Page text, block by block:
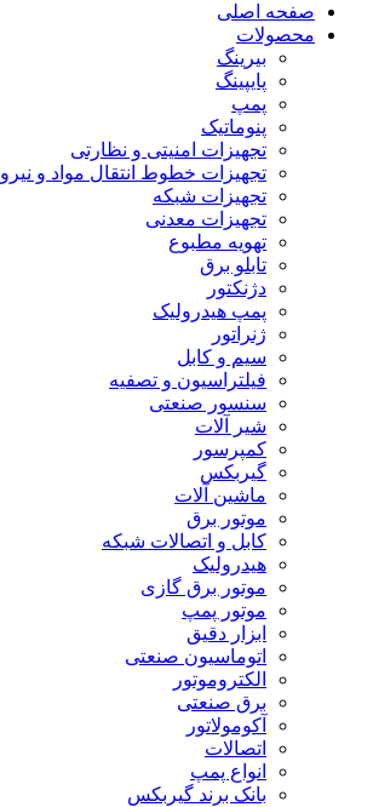
صفحه اصلی
محصولات
بیرینگ
پایپینگ
پمپ
پنوماتیک
تجهیزات امنیتی و نظارتی
تجهیزات خطوط انتقال مواد و نیرو
تجهیزات شبکه
تجهیزات معدنی
تهویه مطبوع
تابلو برق
دژنکتور
پمپ هیدرولیک
ژنراتور
سیم و کابل
فیلتراسیون و تصفیه
سنسور صنعتی
شیر آلات
کمپرسور
گیربکس
ماشین آلات
موتور برق
کابل و اتصالات شبکه
هیدرولیک
موتور برق گازی
موتور پمپ
ابزار دقیق
اتوماسیون صنعتی
الکتروموتور
برق صنعتی
آکومولاتور
اتصالات
انواع پمپ
بانک برند گیربکس